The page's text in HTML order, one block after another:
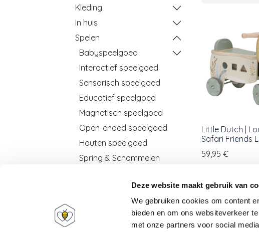
Deze website maakt gebruik van
We gebruiken cookies om content
bieden en om ons websiteverkeer
met onze partners voor social
Kleding
In huis
Spelen
Babyspeelgoed
Interactief speelgoed
Sensorisch speelgoed
Educatief speelgoed
Magnetisch speelgoed
Open-ended speelgoed
Houten speelgoed
Spring & Schommelen
Opmaken & rollenspel
gezelschapspellen
Little Dutch |
Safari Friends
59,95 €